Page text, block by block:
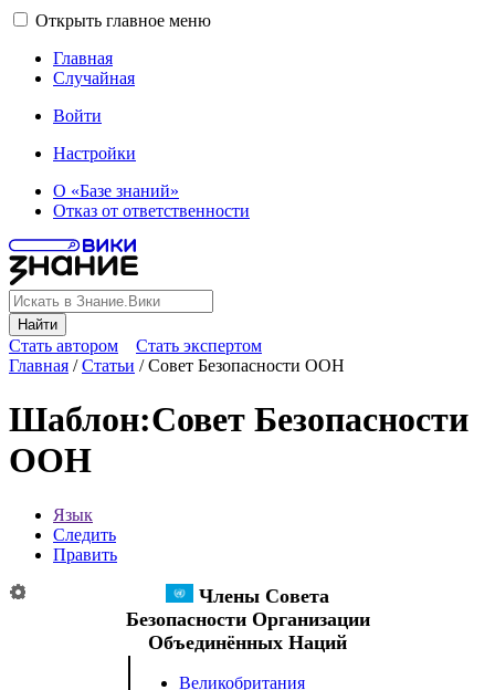
Открыть главное меню
Главная
Случайная
Войти
Настройки
О «Базе знаний»
Отказ от ответственности
Найти
Стать автором
Стать экспертом
Главная /Статьи /Совет Безопасности ООН
Шаблон:Совет Безопасности
ООН
Язык
Следить
Править
Члены Совета
Безопасности Организации
Объединённых Наций
Великобритания